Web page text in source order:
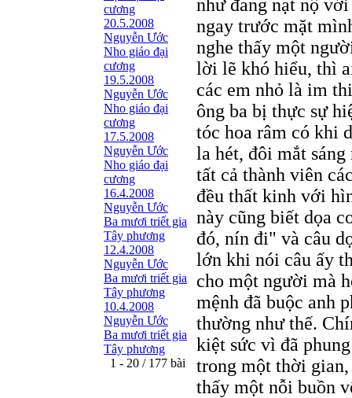
cương
20.5.2008
Nguyễn Ước
Nho giáo đại
cương
19.5.2008
Nguyễn Ước
Nho giáo đại
cương
17.5.2008
Nguyễn Ước
Nho giáo đại
cương
16.4.2008
Nguyễn Ước
Ba mươi triết gia
Tây phương
12.4.2008
Nguyễn Ước
Ba mươi triết gia
Tây phương
10.4.2008
Nguyễn Ước
Ba mươi triết gia
Tây phương
1 - 20 / 177 bài
như đang nạt nộ
ngay trước mặt
nghe thấy một
lời lẽ khó hiểu, thì
các em nhỏ là im
ông ba bị thực sự
tóc hoa râm có khi
la hét, đôi mắt
tất cả thành viên
đều thất kinh với
này cũng biết dọa
đó, nín đi" và câu
lớn khi nói câu ấy
cho một người mà
mệnh đã buộc anh
thường như thế.
kiệt sức vì đã
trong một thời
thấy một nỗi buồn